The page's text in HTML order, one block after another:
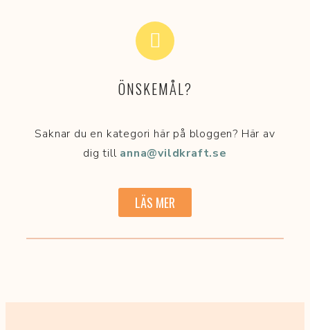
ÖNSKEMÅL?
Saknar du en kategori här på bloggen? Här av
dig till anna@vildkraft.se
LÄS MER